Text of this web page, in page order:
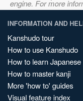
engine. For more
INFORMATION AND
Kanshudo tour
How to use Kanshudo
How to learn Japanese
How to master kanji
More 'how to' guides
Visual feature index